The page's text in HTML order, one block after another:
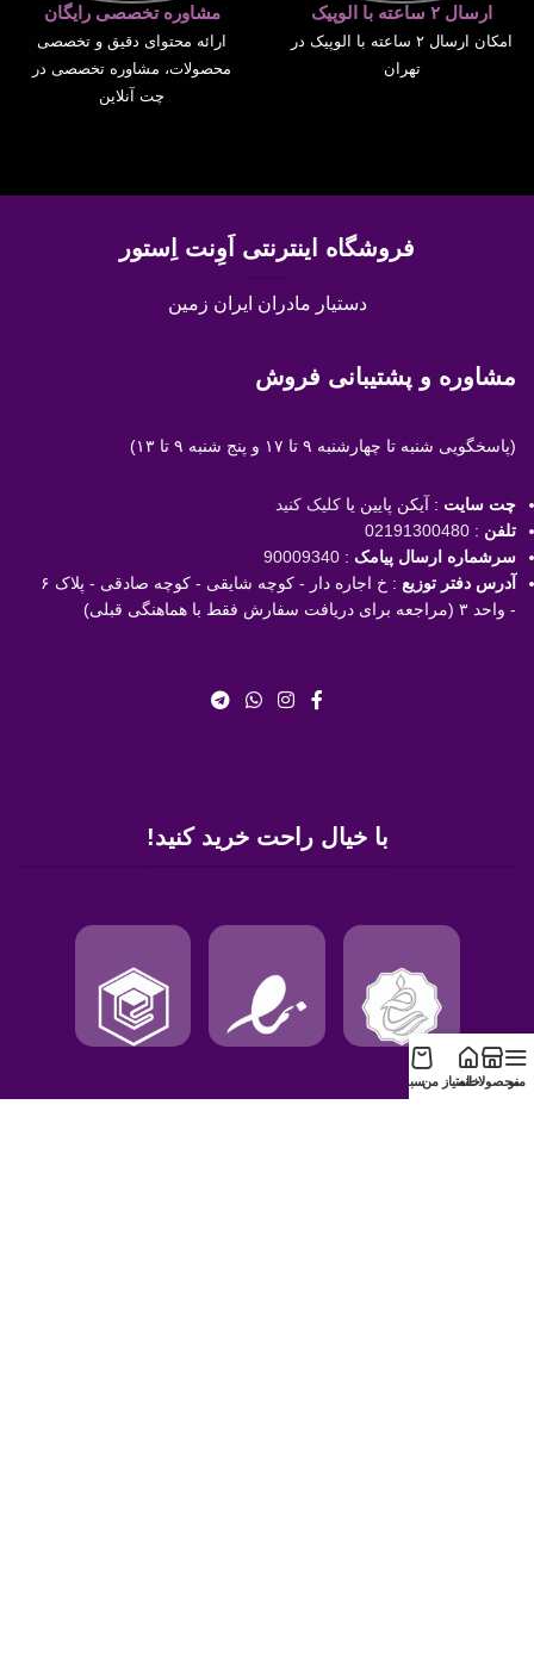
ارسال ۲ ساعته با الوپیک
امکان ارسال ۲ ساعته با الوپیک در
تهران
مشاوره تخصصی رایگان
ارائه محتوای دقیق و تخصصی
محصولات، مشاوره تخصصی در
چت آنلاین
فروشگاه اینترنتی اَوِنت اِستور
دستیار مادران ایران زمین
مشاوره و پشتیبانی فروش
(پاسخگویی شنبه تا چهارشنبه ۹ تا ۱۷ و پنج شنبه ۹ تا ۱۳)
چت سایت : آیکن پایین یا کلیک کنید
تلفن :
02191300480
سرشماره ارسال پیامک :
90009340
آدرس دفتر توزیع
: خ اجاره دار - کوچه شایقی - کوچه صادقی - پلاک ۶
- واحد ۳ (مراجعه برای دریافت سفارش فقط با هماهنگی قبلی)
با خیال راحت خرید کنید!
منو
محصولات
خانهامتیاز منسبد